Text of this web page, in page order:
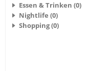
Essen & Trinken (0)
Nightlife (0)
Shopping (0)